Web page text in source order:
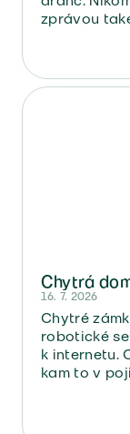
zprávou
vozidlo,
Chytrá
16. 7. 2026
Chytré
robotické
k internetu.
kam to v